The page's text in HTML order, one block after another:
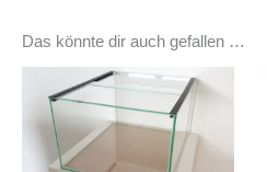
Das könnte dir auch gefallen …